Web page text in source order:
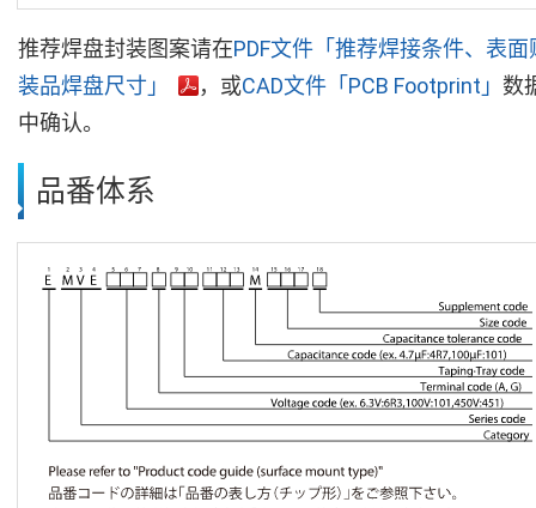
推荐焊盘封装图案请在PDF文件「推荐焊接条件、表面
装品焊盘尺寸」
，或CAD文件「PCB Footprint」 数
中确认。
品番体系